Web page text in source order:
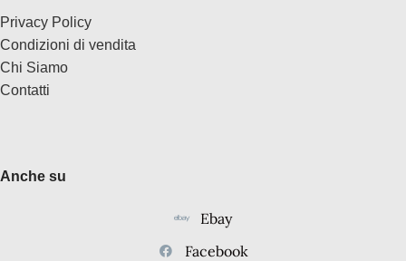
Privacy Policy
Condizioni di vendita
Chi Siamo
Contatti
Anche su
Ebay
Facebook